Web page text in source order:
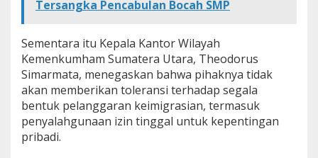
Tersangka Pencabulan Bocah SMP
Sementara itu Kepala Kantor Wilayah
Kemenkumham Sumatera Utara, Theodorus
Simarmata, menegaskan bahwa pihaknya tidak
akan memberikan toleransi terhadap segala
bentuk pelanggaran keimigrasian, termasuk
penyalahgunaan izin tinggal untuk kepentingan
pribadi.